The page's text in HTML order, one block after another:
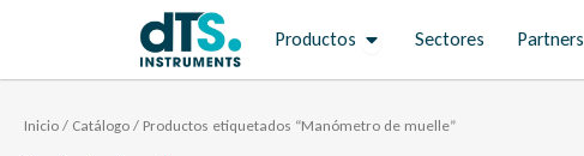
Productos Open Productos
Sectores Partners
Inicio / Catálogo / Productos etiquetados “Manómetro de muelle”